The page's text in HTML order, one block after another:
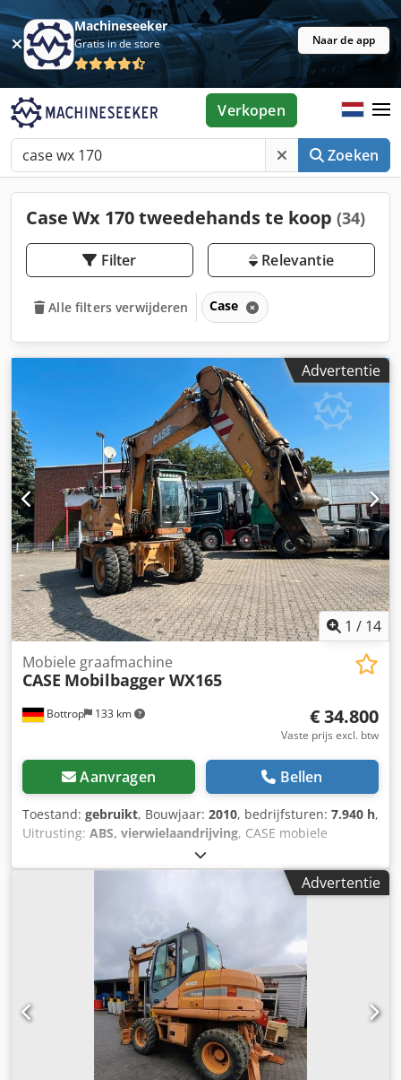
Machineseeker
Gratis in de store Naar de app
Zoeken
Verkopen
Case Wx 170 tweedehands te koop (34)
Filter Relevantie
Alle filters verwijderen Case
Advertentie
1 / 14
Bottrop 133 km
Mobiele graafmachine
CASE Mobilbagger WX165
€ 34.800
Vaste prijs excl. btw
Aanvragen Bellen
Toestand: gebruikt, Bouwjaar: 2010, bedrijfsturen: 7.940 h,
Uitrusting: ABS, vierwielaandrijving, CASE mobiele
graafmachine Type: WX165 (hydraulische graafmachine)
Typegoedkeuringsnummer: N211 Motorfabrikant: Case
Motorvermogen: 105 kW Bedrijfstijden: 7940 uur
m Transportbreedte: 1,91 m Transporthoogte: 2,89 m
Kleur: geel - Bediening met joystick - Egaliseerblad -
Camera Dkodpfszripcox Af Usr Wij ondersteunen u graag
ook op het gebied van financiering/leasing, in
samenwerking met onze partners. Alle gegevens onder
voorbehoud. Fouten en tussenverkoop voorbehouden.
Advertentie